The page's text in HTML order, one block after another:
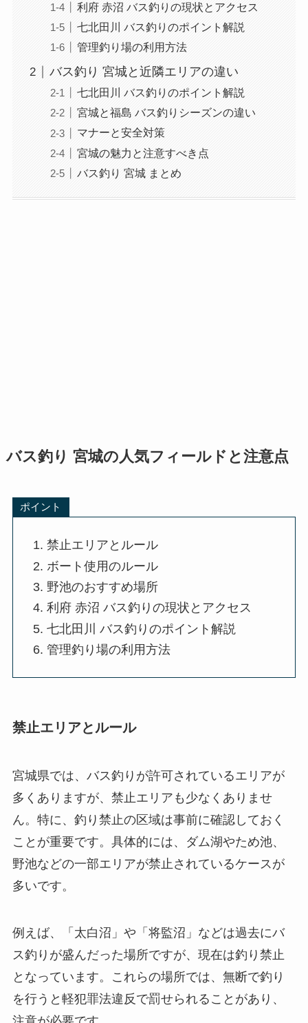
利府 赤沼 バス釣りの現状とアクセス
七北田川 バス釣りのポイント解説
管理釣り場の利用方法
バス釣り 宮城と近隣エリアの違い
七北田川 バス釣りのポイント解説
宮城と福島 バス釣りシーズンの違い
マナーと安全対策
宮城の魅力と注意すべき点
バス釣り 宮城 まとめ
バス釣り 宮城の人気フィールドと注意点
ポイント
禁止エリアとルール
ボート使用のルール
野池のおすすめ場所
利府 赤沼 バス釣りの現状とアクセス
七北田川 バス釣りのポイント解説
管理釣り場の利用方法
禁止エリアとルール
宮城県では、バス釣りが許可されているエリアが
多くありますが、禁止エリアも少なくありませ
ん。特に、釣り禁止の区域は事前に確認しておく
ことが重要です。具体的には、ダム湖やため池、
野池などの一部エリアが禁止されているケースが
多いです。
例えば、「太白沼」や「将監沼」などは過去にバ
ス釣りが盛んだった場所ですが、現在は釣り禁止
となっています。これらの場所では、無断で釣り
を行うと軽犯罪法違反で罰せられることがあり、